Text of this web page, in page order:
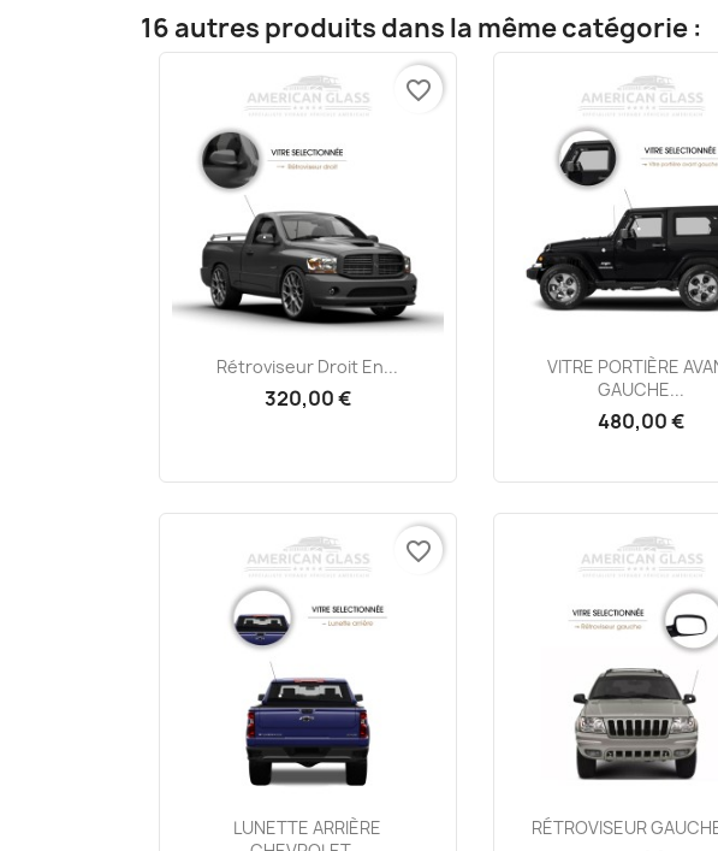
16 autres produits dans la même catégorie :
Aperçu rapide
Rétroviseur Droit En...
320,00 €
favorite_border
Aperçu
VITRE PORTIÈRE
GAUCHE...
480,00 €
Aperçu rapide
LUNETTE ARRIÈRE
favorite_border
Aperçu
RÉTROVISEUR